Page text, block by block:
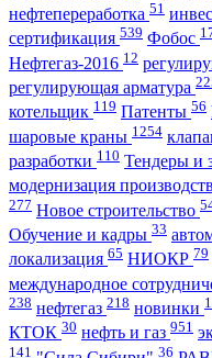
нефтепереработка 51
сертификация 539 Фобос
Нефтегаз-2016 12
регулирующая арматура
котельщик 119 Патенты 56
шаровые краны 1254
разработки 110 Тендеры и
модернизация
277 Новое строительство
Обучение и кадры 33
локализация 65 НИОКР 79
международное
238 нефтегаз 218 новинки
КТОК 30 нефть и газ 951
141 36